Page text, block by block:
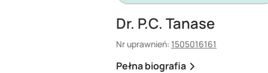
Dr. P.C. Tanase
Nr uprawnień: 1505016161
Pełna biografia